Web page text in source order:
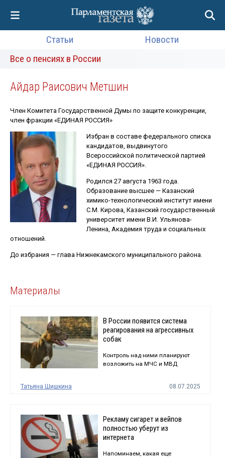
Статьи
Новости
Все о пенсиях в России
Айдар Раисович Метшин
Член Комитета Государственной Думы по защите конкуренции,
член фракции «ЕДИНАЯ РОССИЯ»
Избран в составе федерального списка
кандидатов, выдвинутого
Всероссийской политической партией
«ЕДИНАЯ РОССИЯ».
Родился 27 августа 1963 года.
Образование высшее — Казанский
химико-технологический институт имени
С.М. Кирова, Казанский государственный
университет имени В.И. Ульянова-
Ленина, Академия труда и социальных
отношений.
До избрания — глава Нижнекамского муниципального района.
Материалы
В России появится система
реагирования на агрессивных
собак
Контроль над ними планируют
возложить на МЧС и МВД
Татьяна Шишкина 08.07.2025
Рекламу сигарет и вейпов
полностью уберут из
интернета
Напоминаем, какая еще